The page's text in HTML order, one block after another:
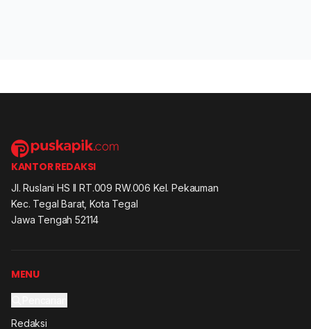
KANTOR REDAKSI
Jl. Ruslani HS II RT.009 RW.006 Kel. Pekauman
Kec. Tegal Barat, Kota Tegal
Jawa Tengah 52114
MENU
Redaksi